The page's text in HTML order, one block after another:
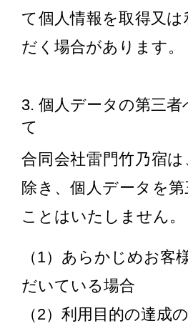
て個人情報を取得又
だく場合があります。
3. 個人データの第三
て
合同会社雷門竹乃宿
除き、個人データを
ことはいたしません。
（1）あらかじめお客
だいている場合
（2）利用目的の達成